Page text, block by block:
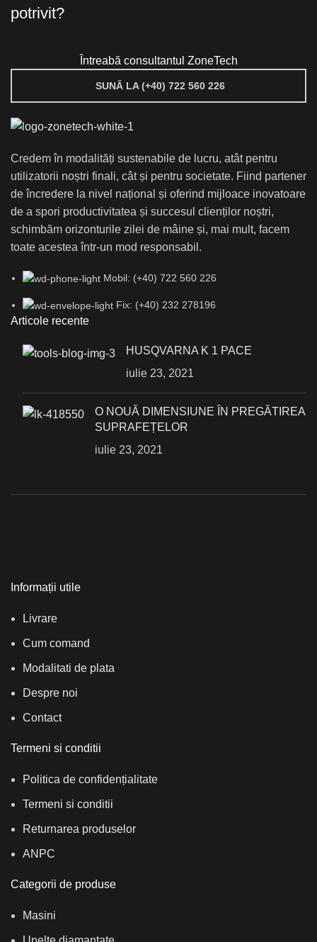
potrivit?
Întreabă consultantul ZoneTech
SUNĂ LA (+40) 722 560 226
Credem în modalități sustenabile de lucru, atât pentru
utilizatorii noștri finali, cât și pentru societate. Fiind partener
de încredere la nivel național și oferind mijloace inovatoare
de a spori productivitatea și succesul clienților noștri,
schimbăm orizonturile zilei de mâine și, mai mult, facem
toate acestea într-un mod responsabil.
Mobil: (+40) 722 560 226
Fix: (+40) 232 278196
Articole recente
HUSQVARNA K 1 PACE
iulie 23, 2021
О NOUĂ DIMENSIUNE ÎN PREGĂTIREA
SUPRAFEȚELOR
iulie 23, 2021
Informații utile
Livrare
Cum comand
Modalitati de plata
Despre noi
Contact
Termeni si conditii
Politica de confidențialitate
Termeni si conditii
Returnarea produselor
ANPC
Categorii de produse
Masini